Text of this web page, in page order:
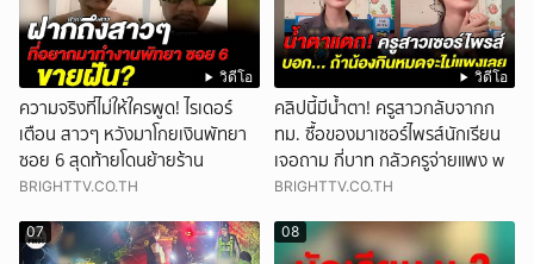
วิดีโอ
ความจริงที่ไม่ให้ใครพูด! ไรเดอร์
เตือน สาวๆ หวังมาโกยเงินพัทยา
ซอย 6 สุดท้ายโดนย้ายร้าน
BRIGHTTV.CO.TH
วิดีโอ
คลิปนี้มีน้ำตา! ครูสาวกลับจากก
ทม. ซื้อของมาเซอร์ไพรส์นักเรียน
เจอถาม กี่บาท กลัวครูจ่ายแพง w
BRIGHTTV.CO.TH
07 08